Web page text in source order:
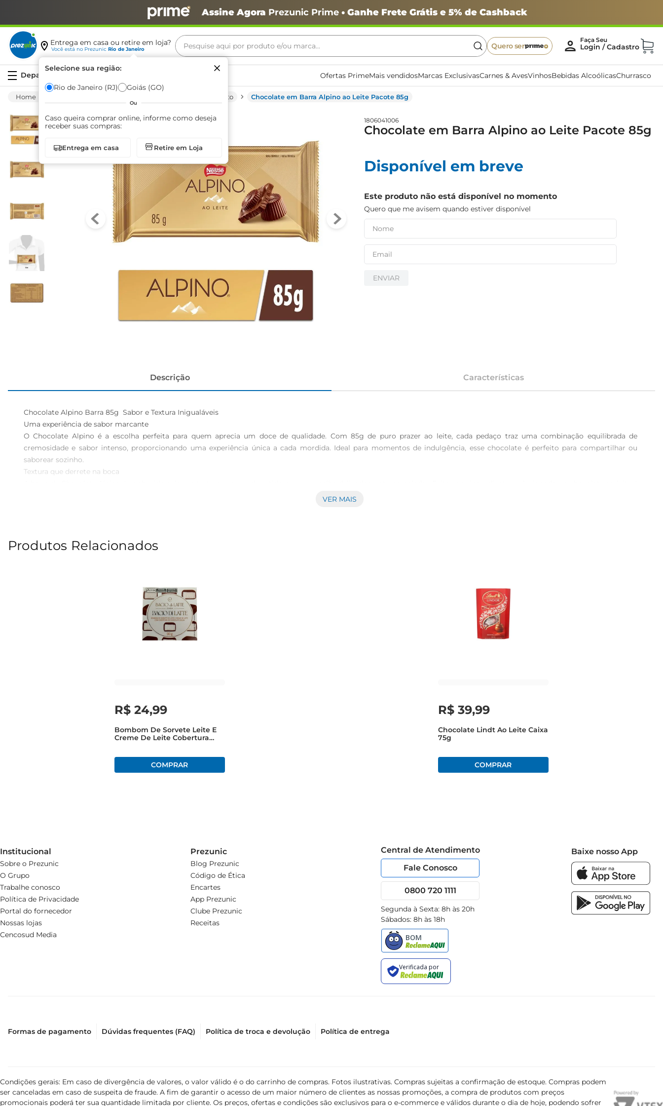
Assine Agora Prezunic Prime• Ganhe Frete Grátis e 5% de Cashback
Entrega em casa ou retire em loja?
Você está no Prezunic Rio de Janeiro
Selecione sua região:
Rio de Janeiro (RJ) Goiás (GO)
Ou
Caso queira comprar online, informe como deseja
receber suas compras:
Entrega em casa Retire em Loja
Pesquise aqui por produto e/ou marca...
Quero ser
Ofertas PrimeMais vendidosMarcas ExclusivasCarnes & AvesVinhosBebidas AlcoólicasChurrasco
Chocolate E Confeito Chocolate em Barra Alpino ao Leite Pacote 85g
1806041006
Chocolate em Barra Alpino ao Leite Pacote 85g
Disponível em breve
Este produto não está disponível no momento
Quero que me avisem quando estiver disponível
ENVIAR
Descrição Características
Chocolate Alpino Barra 85g  Sabor e Textura Inigualáveis
Uma experiência de sabor marcante
O Chocolate Alpino é a escolha perfeita para quem aprecia um doce de qualidade. Com 85g de puro prazer ao leite, cada pedaço traz uma combinação equilibrada de
cremosidade e sabor intenso, proporcionando uma experiência única a cada mordida. Ideal para momentos de indulgência, esse chocolate é perfeito para compartilhar ou
saborear sozinho.
Textura que derrete na boca
envolto em um sabor que remete à tradição e ao carinho na sua produção. É uma opção que agrada a todos, desde os mais jovens até os adultos que buscam um momento de
para bolos ou até mesmo como ingrediente em sobremesas sofisticadas. A versatilidade desse chocolate permite que você explore diferentes formas de apreciálo, tornando cada
características por mais tempo. A embalagem prática facilita o transporte, permitindo que você leve o sabor do Chocolate Alpino para onde quiser.
VER MAIS
Produtos Relacionados
R$ 24,99
Bombom De Sorvete Leite E
Creme De Leite Cobertura
R$ 39,99
Chocolate Lindt Ao Leite Caixa
75g
Institucional
Sobre o Prezunic
O Grupo
Trabalhe conosco
Política de Privacidade
Portal do fornecedor
Nossas lojas
Cencosud Media
Prezunic
Blog Prezunic
Código de Ética
Encartes
App Prezunic
Clube Prezunic
Receitas
Central de Atendimento
Fale Conosco
0800 720 1111
Segunda à Sexta: 8h às 20h
Sábados: 8h às 18h
Baixe nosso App
Formas de pagamento Dúvidas frequentes (FAQ) Política de troca e devolução Política de entrega
Condições gerais: Em caso de divergência de valores, o valor válido é o do carrinho de compras. Fotos ilustrativas. Compras sujeitas a confirmação de estoque. Compras podem
ser canceladas em caso de suspeita de fraude. A fim de garantir o acesso de um maior número de clientes as nossas promoções, a compra de produtos com preços
promocionais poderá ter sua quantidade limitada por cliente. Os preços, ofertas e condições são exclusivos para o e-commerce e válidos durante o dia de hoje, podendo sofrer
Termos mais buscados
café
biscoito
azeite
arroz
iogurte
papel higiênico
cerveja